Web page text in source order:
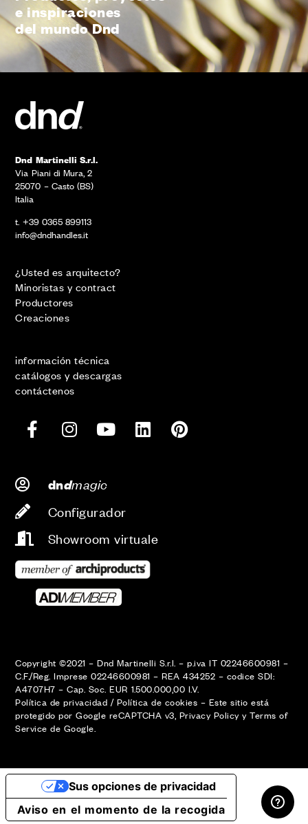
ÁREA RESERVADA
e inspiraciones
del mundo Dnd
Dnd Martinelli S.r.l.
Via Piani di Mura, 2
25070 – Casto (BS)
Italia
t. +39 0365 899113
info@dndhandles.it
¿Usted es arquitecto?
Minoristas y contract
Productores
Creaciones
información técnica
catálogos y descargas
contáctenos
dndmagic
Configurador
Showroom virtuale
Copyright ©2021 – Dnd Martinelli S.r.l. – p.iva IT 02246600981 –
C.F./Reg. Imprese 02246600981 – REA 434252 – codice SDI:
A4707H7 – Cap. Soc. EUR 1.500.000,00 I.V.
Política de privacidad / Política de cookies – Este sitio está
protegido por Google reCAPTCHA v3, Privacy Policyy Terms of
Service de Google.
Aviso en el momento de la recogida
Sus opciones de privacidad